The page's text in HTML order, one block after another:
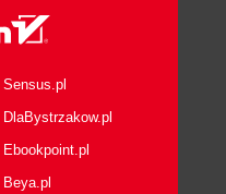
Sensus.pl
DlaBystrzakow.pl
Ebookpoint.pl
Beya.pl